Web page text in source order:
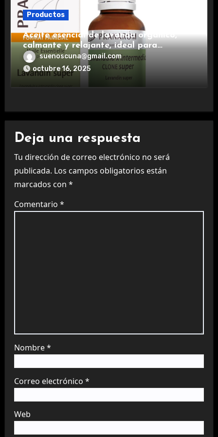
Productos
Aceite esencial de lavanda orgánico,
calmante y relajante, ideal para
aromaterapia.
suenoscuna@gmail.com
octubre 16, 2025
Deja una respuesta
Tu dirección de correo electrónico no será
publicada. Los campos obligatorios están
marcados con *
Comentario *
Nombre*
Correo electrónico *
Web